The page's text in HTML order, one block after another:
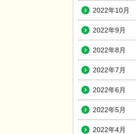
2022年10月
2022年9月
2022年8月
2022年7月
2022年6月
2022年5月
2022年4月